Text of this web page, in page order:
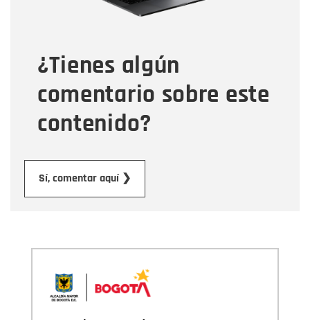
¿Tienes algún
comentario sobre este
contenido?
Sí, comentar aquí ❯
Tipo de comentario
Mensaje